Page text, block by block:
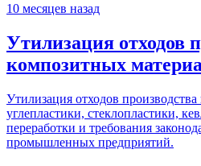
10 месяцев назад
Утилизация отходов
композитных
Утилизация отходов
углепластики, стеклопластики,
переработки и требования
промышленных предприятий.